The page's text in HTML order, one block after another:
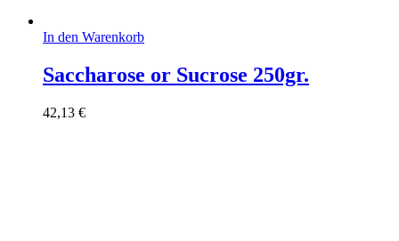
In den Warenkorb
Saccharose or Sucrose 250gr.
42,13 €